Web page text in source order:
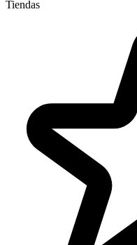
Tiendas